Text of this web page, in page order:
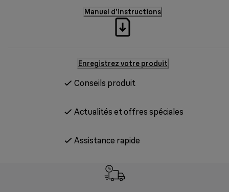
Manuel d’instructions
Enregistrez votre produit
Conseils produit
Actualités et offres spéciales
Assistance rapide